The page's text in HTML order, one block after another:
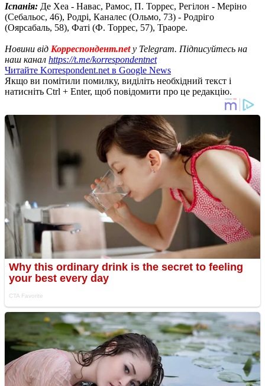
Іспанія: Де Хеа - Навас, Рамос, П. Торрес, Регілон - Меріно
(Себальос, 46), Родрі, Каналес (Ольмо, 73) - Родріго
(Оярсабаль, 58), Фаті (Ф. Торрес, 57), Траоре.
Новини від Корреспондент.netу Telegram. Підписуйтесь на
наш канал https://t.me/korrespondentnet
Читайте Korrespondent.net в Google News
Якщо ви помітили помилку, виділіть необхідний текст і
натисніть Ctrl + Enter, щоб повідомити про це редакцію.